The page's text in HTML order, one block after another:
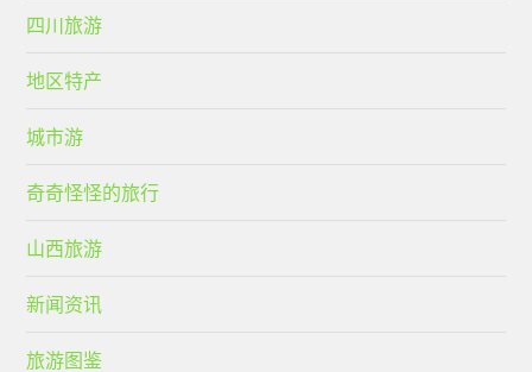
四川旅游
地区特产
城市游
奇奇怪怪的旅行
山西旅游
新闻资讯
旅游图鉴